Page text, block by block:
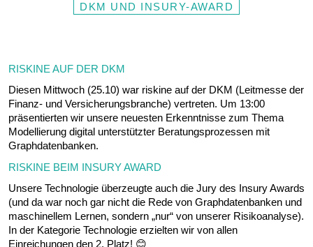
DKM UND INSURY-AWARD
RISKINE AUF DER DKM
Diesen Mittwoch (25.10) war riskine auf der DKM (Leitmesse der
Finanz- und Versicherungsbranche) vertreten. Um 13:00
präsentierten wir unsere neuesten Erkenntnisse zum Thema
Modellierung digital unterstützter Beratungsprozessen mit
Graphdatenbanken.
RISKINE BEIM INSURY AWARD
Unsere Technologie überzeugte auch die Jury des Insury Awards
(und da war noch gar nicht die Rede von Graphdatenbanken und
maschinellem Lernen, sondern „nur“ von unserer Risikoanalyse).
In der Kategorie Technologie erzielten wir von allen
Einreichungen den 2. Platz! 😊